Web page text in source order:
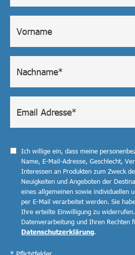
Ich willige ein, dass meine
Name, E-Mail-Adresse, Geschlecht,
Interessen an Produkten zum Zweck
Neuigkeiten und Angeboten der
eines allgemeinen sowie individuellen
per E-Mail verarbeitet werden. Sie
Ihre erteilte Einwilligung zu
Datenverarbeitung und Ihren Rechten
Datenschutzerklärung.